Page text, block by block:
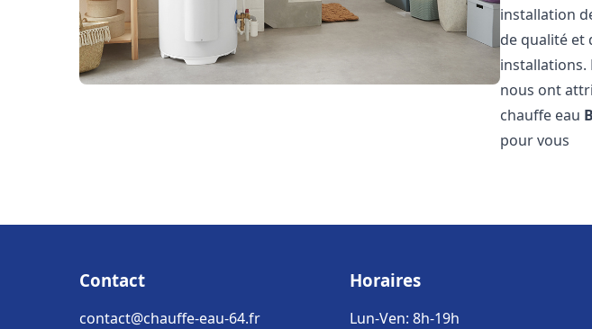
installation
de qualité et
installations.
nous ont
chauffe eau
pour vous
Contact
contact@chauffe-eau-64.fr
Horaires
Lun-Ven: 8h-19h